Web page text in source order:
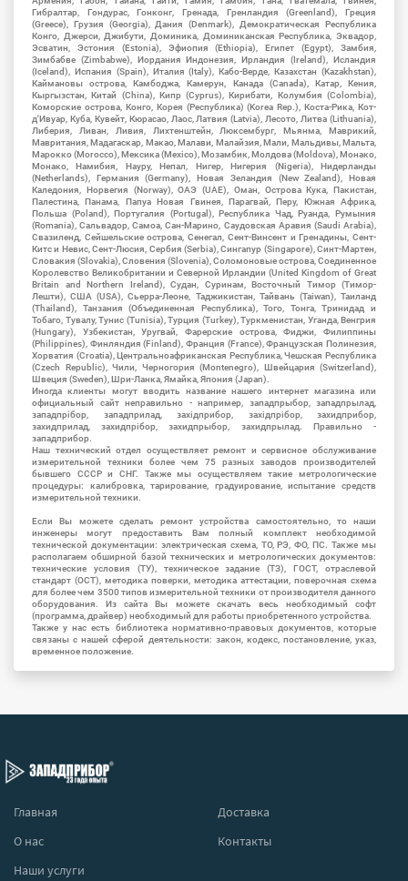
Гибралтар, Гондурас, Гонконг, Гренада, Гренландия (Greenland), Греция
(Greece), Грузия (Georgia), Дания (Denmark), Демократическая Республика
Конго, Джерси, Джибути, Доминика, Доминиканская Республика, Эквадор,
Эсватин, Эстония (Estonia), Эфиопия (Ethiopia), Египет (Egypt), Замбия,
Зимбабве (Zimbabwe), Иордания Индонезия, Ирландия (Ireland), Исландия
(Iceland), Испания (Spain), Италия (Italy), Кабо-Верде, Казахстан (Kazakhstan),
Каймановы острова, Камбоджа, Камерун, Канада (Canada), Катар, Кения,
Кыргызстан, Китай (China), Кипр (Cyprus), Кирибати, Колумбия (Colombia),
Коморские острова, Конго, Корея (Республика) (Korea Rep.), Коста-Рика, Кот-
д'Ивуар, Куба, Кувейт, Кюрасао, Лаос, Латвия (Latvia), Лесото, Литва (Lithuania),
Либерия, Ливан, Ливия, Лихтенштейн, Люксембург, Мьянма, Маврикий,
Мавритания, Мадагаскар, Макао, Малави, Малайзия, Мали, Мальдивы, Мальта,
Марокко (Morocco), Мексика (Mexico), Мозамбик, Молдова (Moldova), Монако,
Монако, Намибия, Науру, Непал, Нигер, Нигерия (Nigeria), Нидерланды
(Netherlands), Германия (Germany), Новая Зеландия (New Zealand), Новая
Каледония, Норвегия (Norway), ОАЭ (UAE), Оман, Острова Кука, Пакистан,
Палестина, Панама, Папуа Новая Гвинея, Парагвай, Перу, Южная Африка,
Польша (Poland), Португалия (Portugal), Республика Чад, Руанда, Румыния
(Romania), Сальвадор, Самоа, Сан-Марино, Саудовская Аравия (Saudi Arabia),
Свазиленд, Сейшельские острова, Сенегал, Сент-Винсент и Гренадины, Сент-
Китс и Невис, Сент-Люсия, Сербия (Serbia), Сингапур (Singapore), Синт-Мартен,
Словакия (Slovakia), Словения (Slovenia), Соломоновые острова, Соединенное
Королевство Великобритании и Северной Ирландии (United Kingdom of Great
Britain and Northern Ireland), Судан, Суринам, Восточный Тимор (Тимор-
Лешти), США (USA), Сьерра-Леоне, Таджикистан, Тайвань (Taiwan), Таиланд
(Thailand), Танзания (Объединенная Республика), Того, Тонга, Тринидад и
Тобаго, Тувалу, Тунис (Tunisia), Турция (Turkey), Туркменистан, Уганда, Венгрия
(Hungary), Узбекистан, Уругвай, Фарерские острова, Фиджи, Филиппины
(Philippines), Финляндия (Finland), Франция (France), Французская Полинезия,
Хорватия (Croatia), Центральноафриканская Республика, Чешская Республика
(Czech Republic), Чили, Черногория (Montenegro), Швейцария (Switzerland),
Швеция (Sweden), Шри-Ланка, Ямайка, Япония (Japan).
Иногда клиенты могут вводить название нашего интернет магазина или
официальный сайт неправильно - например, западпрыбор, западпрылад,
западпрібор, западприлад, західприбор, західпрібор, захидприбор,
захидприлад, захидпрібор, захидпрыбор, захидпрылад. Правильно -
западприбор.
Наш технический отдел осуществляет ремонт и сервисное обслуживание
измерительной техники более чем 75 разных заводов производителей
бывшего СССР и СНГ. Также мы осуществляем такие метрологические
процедуры: калибровка, тарирование, градуирование, испытание средств
измерительной техники.
Если Вы можете сделать ремонт устройства самостоятельно, то наши
инженеры могут предоставить Вам полный комплект необходимой
технической документации: электрическая схема, ТО, РЭ, ФО, ПС. Также мы
располагаем обширной базой технических и метрологических документов:
технические условия (ТУ), техническое задание (ТЗ), ГОСТ, отраслевой
стандарт (ОСТ), методика поверки, методика аттестации, поверочная схема
для более чем 3500 типов измерительной техники от производителя данного
оборудования. Из сайта Вы можете скачать весь необходимый софт
(программа, драйвер) необходимый для работы приобретенного устройства.
Также у нас есть библиотека нормативно-правовых документов, которые
связаны с нашей сферой деятельности: закон, кодекс, постановление, указ,
временное положение.
Главная
Доставка
О нас
Контакты
Наши услуги